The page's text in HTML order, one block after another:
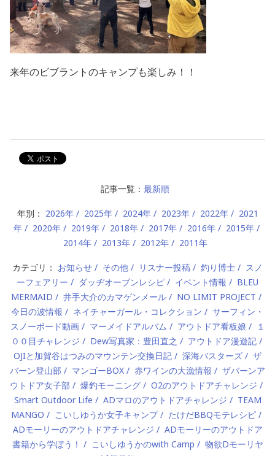
来年のビブラントのキャンプも楽しみ！！
記事一覧： 最新順
年別： 2026年 2025年 2024年 2023年 2022年
2021
年
2020年 2019年 2018年 2017年 2016年
2015年
2014年
2013年 2012年 2011年
カテゴリ： お知らせ その他 リスナー投稿 釣り博士
スノ
ーフェアリー
ダッヂオーブンレシピ イベント情報
BLEU
MERMAID
井手大介のカマゲンメール
NO LIMIT PROJECT
今日の波情報
ネイチャーガール・コレクション
サーフィン・
スノーボード動画
マーメイドアルバム アウトドア看板娘
１
００目チャレンジ
Dew写真家：豊田直之
アウトドア漫遊記
OJIと加賀谷はつみのマウンテン交換日記
深海バスターズ
ザ
バーン登山部
マンゴーBOX 赤ワインの大漁情報
ザバーンア
ウトドア女子部
爆釣モーニング
O2のアウトドアチャレンジ
Smart Outdoor Life
ADマロのアウトドアチャレンジ
TEAM
MANGO
こいしゆうか女子キャンプ
たけだBBQモテレシピ
ADモーリーのアウトドアチャレンジ
ADモーリーのアウトドア
書籍から学ぼう！
こいしゆうかのwith Camp
物欲Dモーリヤ